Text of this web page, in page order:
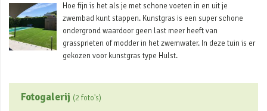
Hoe fijn is het als je met schone voeten in en uit je
zwembad kunt stappen. Kunstgras is een super schone
ondergrond waardoor geen last meer heeft van
grassprieten of modder in het zwemwater. In deze tuin is er
gekozen voor kunstgras type Hulst.
Fotogalerij (2 foto's)